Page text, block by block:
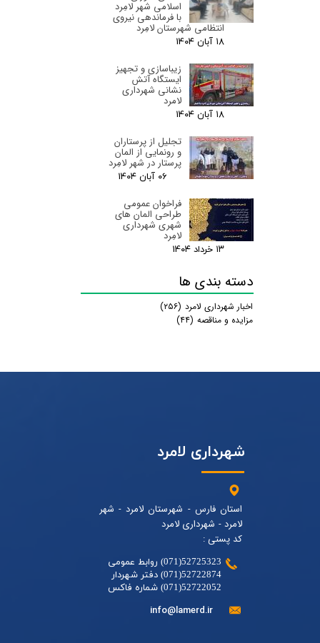
اسلامی شهر لامِرد
با فرماندهی نیروی
انتظامی شهرستان لامِرد
۱۸ آبان ۰۴
زیباسازی و تجهیز
ایستگاه آتش
نشانی شهرداری
لامرد
۱۸ آبان ۰۴
تجلیل از پرستاران
و رونمایی از المان
پرستار در شهر لامِرد
۰۶ آبان ۰۴
فراخوان عمومی
طراحی المان های
شهری شهرداری
لامِرد
۱۳ خرداد ۰۴
دسته بندی ها
اخبار شهرداری لامرد (۲۵۶)
مزایده و مناقصه (۴۴)
شهرداری لامرد
استان فارس - شهرستان لامرد - شهر
لامرد - شهرداری لامرد
کد پستی :
52725323(071) روابط عمومی
52722874(071) دفتر شهردار
52722052(071) شماره فاکس
info@lamerd.ir